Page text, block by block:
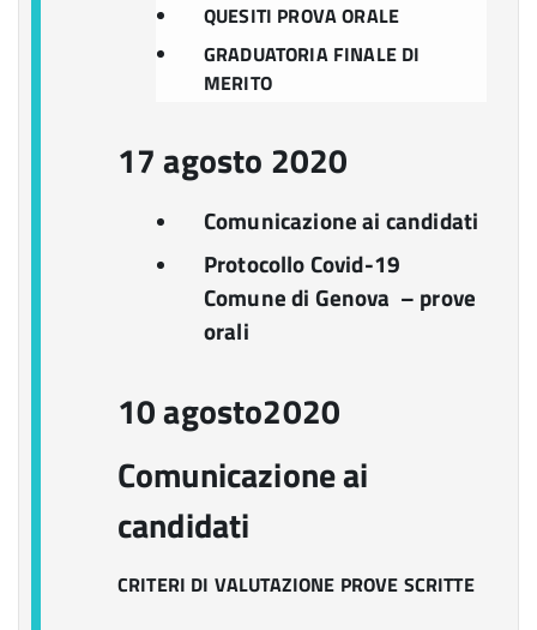
QUESITI PROVA ORALE
GRADUATORIA FINALE DI
MERITO
17 agosto 2020
Comunicazione ai candidati
Protocollo Covid-19
Comune di Genova – prove
orali
10 agosto2020
Comunicazione ai
candidati
CRITERI DI VALUTAZIONE PROVE SCRITTE